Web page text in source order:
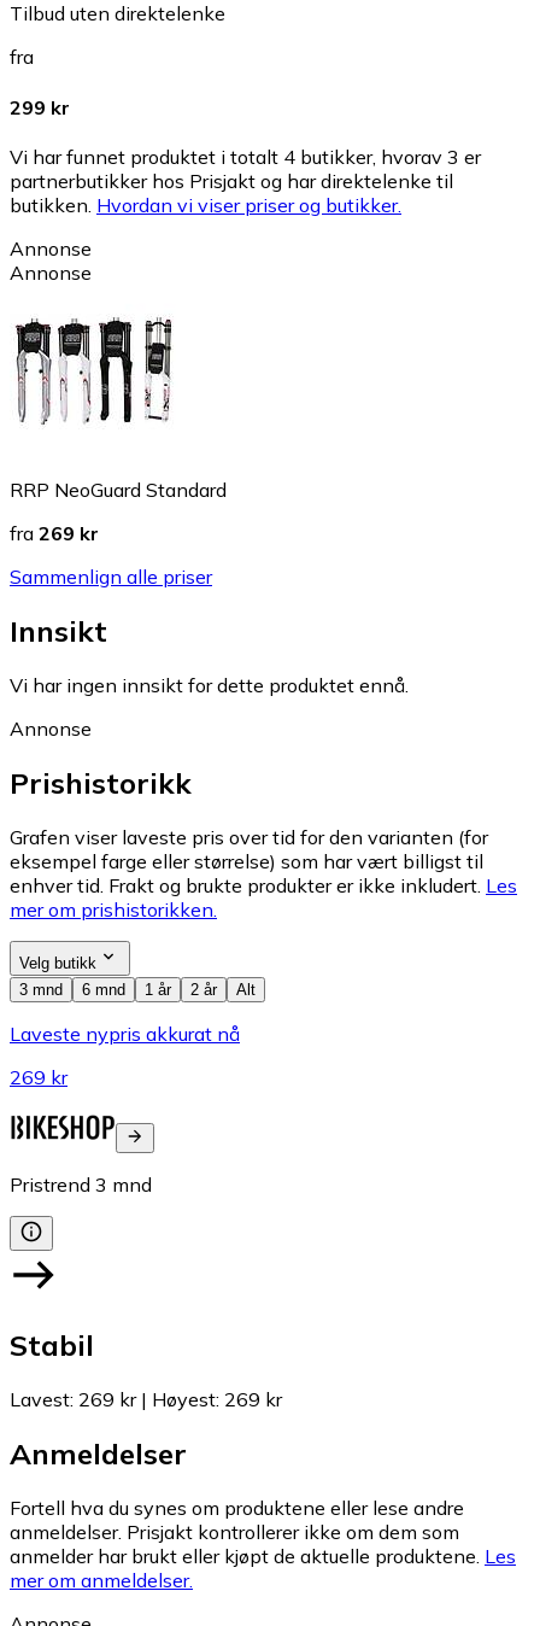
Tilbud uten direktelenke
fra
299 kr
Vi har funnet produktet i totalt 4 butikker, hvorav 3 er
partnerbutikker hos Prisjakt og har direktelenke til
butikken. Hvordan vi viser priser og butikker.
Annonse
Annonse
RRP NeoGuard Standard
fra 269 kr
Sammenlign alle priser
Innsikt
Vi har ingen innsikt for dette produktet ennå.
Annonse
Prishistorikk
Grafen viser laveste pris over tid for den varianten (for
eksempel farge eller størrelse) som har vært billigst til
enhver tid. Frakt og brukte produkter er ikke inkludert. Les
mer om prishistorikken.
Velg butikk
3 mnd
6 mnd 1 år 2 år Alt
Laveste nypris akkurat nå
269 kr
Pristrend 3 mnd
Stabil
Lavest: 269 kr| Høyest: 269 kr
Anmeldelser
Fortell hva du synes om produktene eller lese andre
anmeldelser. Prisjakt kontrollerer ikke om dem som
anmelder har brukt eller kjøpt de aktuelle produktene. Les
mer om anmeldelser.